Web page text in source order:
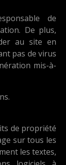
de
De plus,
au site en
pas de virus
mis-à-
de propriété
sur tous les
les textes,